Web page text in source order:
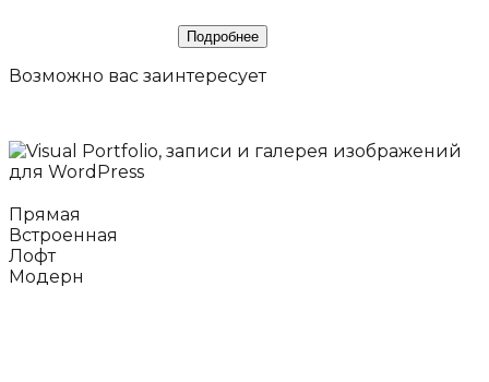
Возможно вас заинтересует
Прямая
Встроенная
Лофт
Модерн